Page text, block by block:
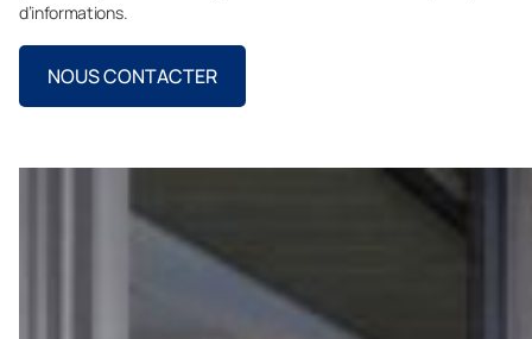
d’informations.
NOUS CONTACTER